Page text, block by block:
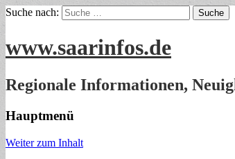
Suche nach:
www.saarinfos.de
Regionale Informationen,
Hauptmenü
Weiter zum Inhalt